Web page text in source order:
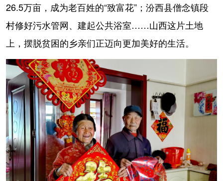
26.5万亩，成为老百姓的“致富花”；汾西县僧念镇段
村修好污水管网、建起公共浴室……山西这片土地
上，摆脱贫困的乡亲们正迈向更加美好的生活。